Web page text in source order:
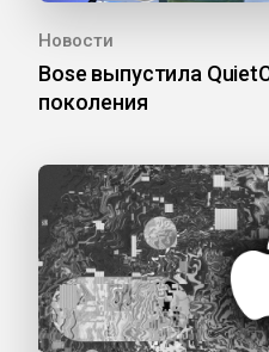
Новости
Bose выпустила
поколения